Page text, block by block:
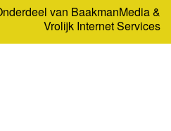
van BaakmanMedia&
Vrolijk Internet Services